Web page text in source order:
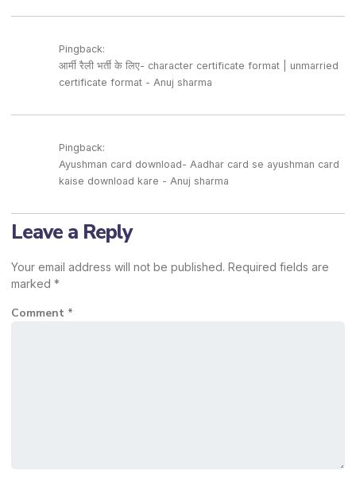
Pingback:
आर्मी रैली भर्ती के लिए- character certificate format | unmarried
certificate format - Anuj sharma
Pingback:
Ayushman card download- Aadhar card se ayushman card
kaise download kare - Anuj sharma
Leave a Reply
Your email address will not be published. Required fields are
marked *
Comment *